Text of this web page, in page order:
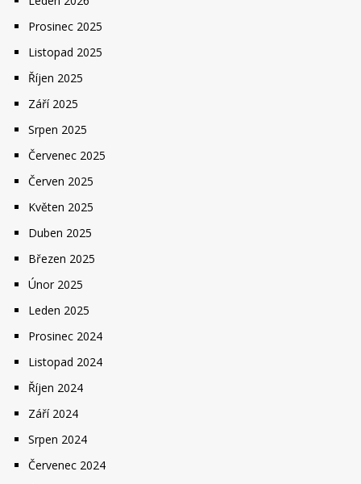
Prosinec 2025
Listopad 2025
Říjen 2025
Září 2025
Srpen 2025
Červenec 2025
Červen 2025
Květen 2025
Duben 2025
Březen 2025
Únor 2025
Leden 2025
Prosinec 2024
Listopad 2024
Říjen 2024
Září 2024
Srpen 2024
Červenec 2024